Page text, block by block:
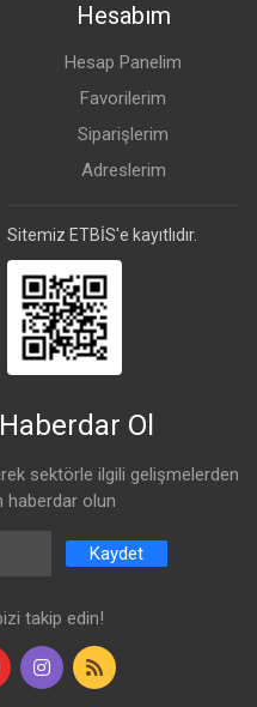
Hesabım
Hesap Panelim
Favorilerim
Siparişlerim
Adreslerim
Sitemiz ETBİS'e kayıtlıdır.
Ol
sektörle ilgili gelişmelerden
haberdar olun
Kaydet
takip edin!